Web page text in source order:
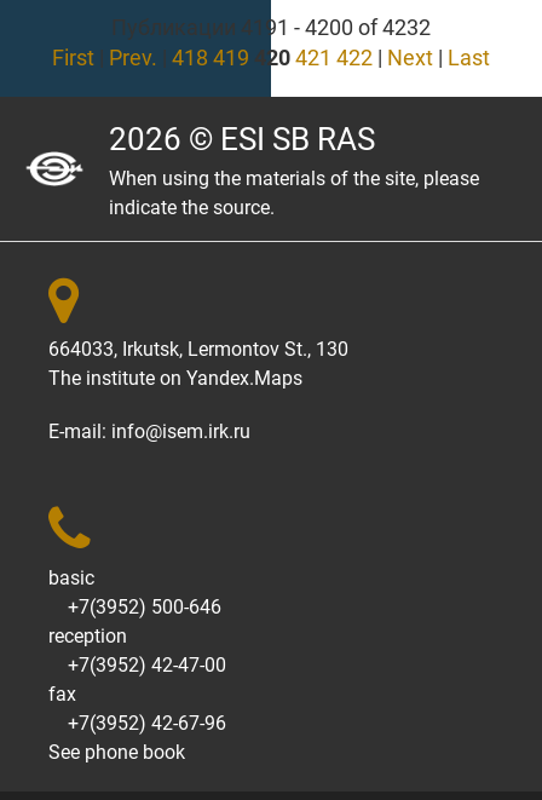
Публикации 4191 - 4200 of 4232
First | Prev. | 418 419 420421 422 | Next | Last
2026 © ESI SB RAS
When using the materials of the site, please
indicate the source.

664033, Irkutsk, Lermontov St., 130
The institute on Yandex.Maps
E-mail: info@isem.irk.ru

basic
+7(3952) 500-646
reception
+7(3952) 42-47-00
fax
+7(3952) 42-67-96
See phone book